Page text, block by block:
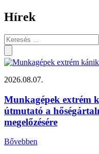
Hírek
2026.08.07.
Munkagépek extrém
útmutató a
megelőzésére
Bővebben